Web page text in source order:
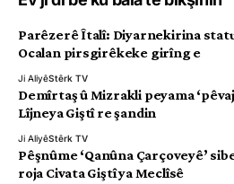
Parêzerê Îtalî: Diyarnekirina
Ocalan pirsgirêkeke girîng e
Ji AliyêStêrk TV
Demîrtaş û Mizrakli peyama
Lîjneya Giştî re şandin
Ji AliyêStêrk TV
Pêşnûme ‘Qanûna Çarçoveyê’
roja Civata Giştî ya Meclîsê